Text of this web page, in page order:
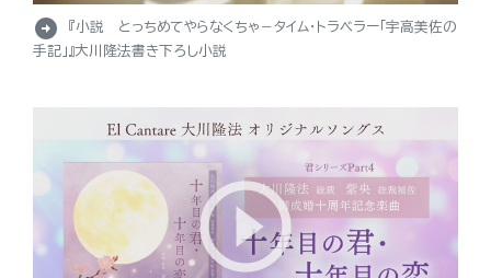
arrow_circle_right
『小説 とっちめてやらなくちゃ－タイム・トラベラー「宇高美佐の
手記」』大川隆法書き下ろし小説